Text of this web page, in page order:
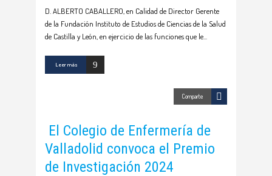
D. ALBERTO CABALLERO, en Calidad de Director Gerente
de la Fundación Instituto de Estudios de Ciencias de la Salud
de Castilla y León, en ejercicio de las funciones que le
Leer más
Comparte
El Colegio de Enfermería de
Valladolid convoca el Premio
de Investigación 2024